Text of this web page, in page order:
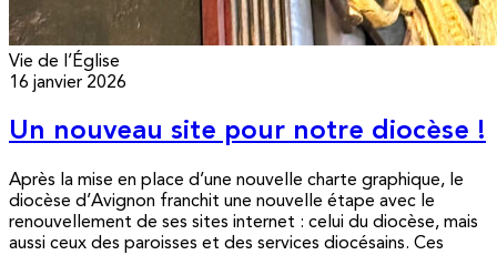
Vie de l’Église
16 janvier 2026
Un nouveau site pour notre diocèse !
Après la mise en place d’une nouvelle charte graphique, le
diocèse d’Avignon franchit une nouvelle étape avec le
renouvellement de ses sites internet : celui du diocèse, mais
aussi ceux des paroisses et des services diocésains. Ces